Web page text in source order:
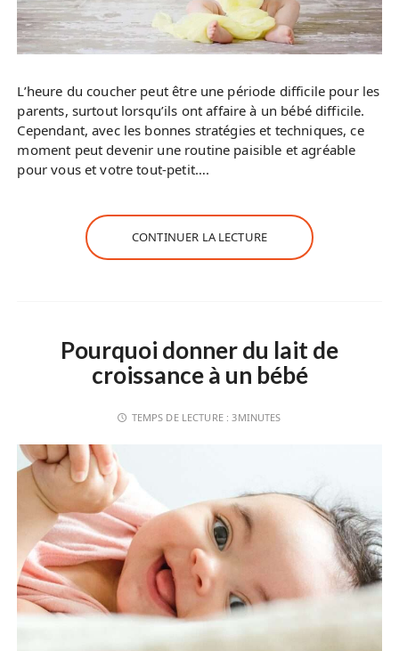
L’heure du coucher peut être une période difficile pour les
parents, surtout lorsqu’ils ont affaire à un bébé difficile.
Cependant, avec les bonnes stratégies et techniques, ce
moment peut devenir une routine paisible et agréable
pour vous et votre tout-petit….
CONTINUER LA LECTURE
Pourquoi donner du lait de
croissance à un bébé
TEMPS DE LECTURE :3MINUTES